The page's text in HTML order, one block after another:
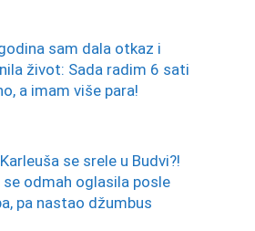
sam dala otkaz i
život: Sada radim 6 sati
a imam više para!
se srele u Budvi?!
se odmah oglasila posle
pa nastao džumbus